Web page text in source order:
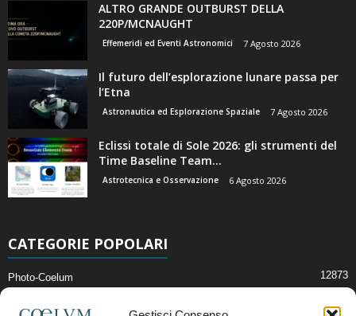
ALTRO GRANDE OUTBURST DELLA
220P/MCNAUGHT
Effemeridi ed Eventi Astronomici 7 Agosto 2026
Il futuro dell’esplorazione lunare passa per
l’Etna
Astronautica ed Esplorazione Spaziale 7 Agosto 2026
Eclissi totale di Sole 2026: gli strumenti del
Time Baseline Team...
Astrotecnica e Osservazione 6 Agosto 2026
CATEGORIE POPOLARI
Photo-Coelum 12873